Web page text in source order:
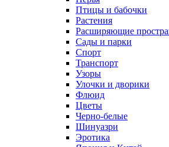
Птицы и бабочки
Растения
Расширяющие
Сады и парки
Спорт
Транспорт
Узоры
Улочки и дворики
Флюид
Цветы
Черно-белые
Шинуазри
Эротика